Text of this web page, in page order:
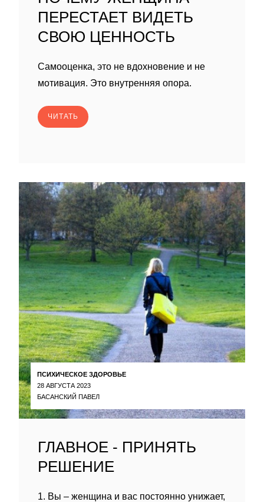
ПЕРЕСТАЕТ ВИДЕТЬ
СВОЮ ЦЕННОСТЬ
Самооценка, это не вдохновение и не
мотивация. Это внутренняя опора.
ЧИТАТЬ
ПСИХИЧЕСКОЕ ЗДОРОВЬЕ
28 АВГУСТА 2023
БАСАНСКИЙ ПАВЕЛ
ГЛАВНОЕ - ПРИНЯТЬ
РЕШЕНИЕ
1. Вы – женщина и вас постоянно унижает,